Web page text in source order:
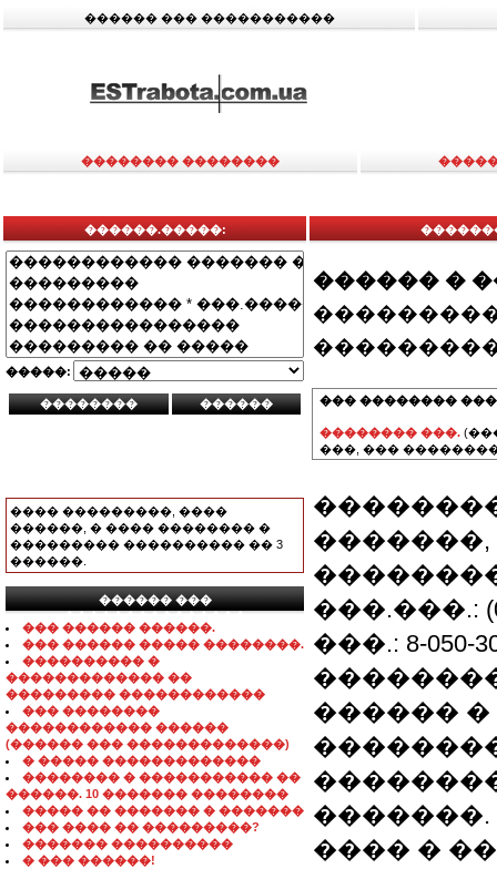
������ ��� �����������
�������� ��������
������.�����:
�����:
���� ���������, ����
������, � ���� �������� �
��������� ���������� �� 3
������.
������ ���
���������������
��� ������ ������.
��� ������ ����� ��������.
���������� �
������������� ��
��������� ������������
��� ��������
������������ ������
(������ ��� �������������)
� ����� �������������
�������� � ����������� ��
������. 10 ������� ��������
����� �� ������� � �������
��� ���� �� ���������?
������� ����������
� ��� ������!
������ �
��� ��������
�������� ���.
���, ���
�������,
���.���.:
���.: 8-050-
������
�������.
���� �